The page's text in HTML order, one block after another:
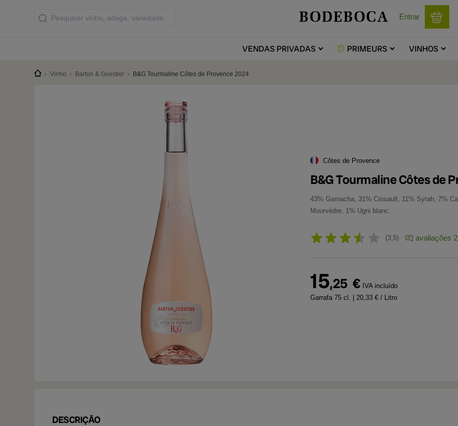
Entrar
VENDASPRIVADAS PRIMEURS VINHOS
Vinho Barton & Guestier B&G Tourmaline Côtes de Provence 2024
Côtes de Provence
B&G Tourmaline Côtes de
43% Garnacha, 31% Cinsault, 11% Syrah, 7%
Mourvèdre, 1% Ugni blanc.
3,5 avaliações 2
15,25 € IVA incluído
Garrafa 75 cl.
| 20,33 € / Litro
DESCRIÇÃO